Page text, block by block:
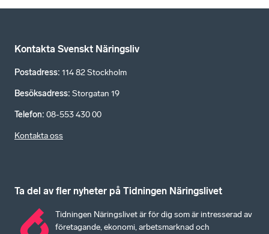
Kontakta Svenskt Näringsliv
Postadress: 114 82 Stockholm
Besöksadress: Storgatan 19
Telefon: 08-553 430 00
Kontakta oss
Ta del av fler nyheter på Tidningen Näringslivet
Tidningen Näringslivet är för dig som är intresserad av
företagande, ekonomi, arbetsmarknad och